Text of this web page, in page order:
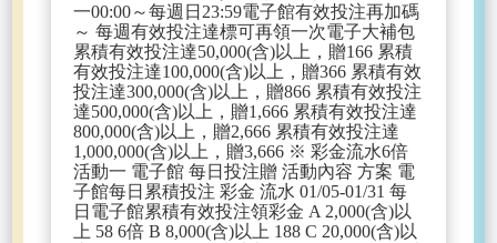
一00:00～每週日23:59電子館有效投注再加碼
～ 每週有效投注達標可再領一次電子大補包
累積有效投注達50,000(含)以上，贈166 累積
有效投注達100,000(含)以上，贈366 累積有效
投注達300,000(含)以上，贈866 累積有效投注
達500,000(含)以上，贈1,666 累積有效投注達
800,000(含)以上，贈2,666 累積有效投注達
1,000,000(含)以上，贈3,666 ※ 彩金流水6倍
活動一 電子館 每日投注贈 活動內容 方案 電
子館每日累積投注 彩金 流水 01/05-01/31 每
日電子館累積有效投注領彩金 A 2,000(含)以
上 58 6倍 B 8,000(含)以上 188 C 20,000(含)以